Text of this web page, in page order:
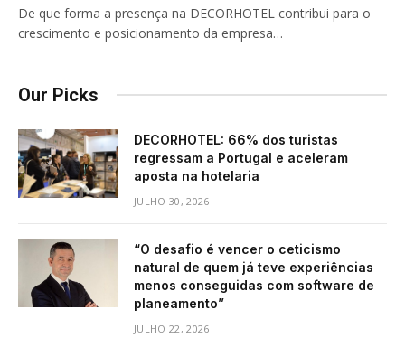
De que forma a presença na DECORHOTEL contribui para o
crescimento e posicionamento da empresa…
Our Picks
DECORHOTEL: 66% dos turistas
regressam a Portugal e aceleram
aposta na hotelaria
JULHO 30, 2026
“O desafio é vencer o ceticismo
natural de quem já teve experiências
menos conseguidas com software de
planeamento”
JULHO 22, 2026